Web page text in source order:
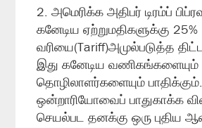
2. அமெரிக்க அதிபர் டிரம்ப்
கனேடிய ஏற்றுமதிகளுக்கு 25%
வரியை(Tariff)அமுல்படுத்த
இது கனேடிய வணிகங்களையும்
தொழிலாளர்களையும் பாதிக்கும்.
ஒன்றாரியோவைப் பாதுகாக்க
செயல்பட தனக்கு ஒரு